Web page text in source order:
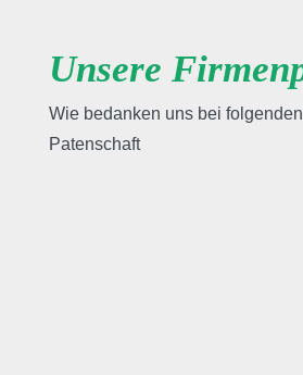
Unsere
Wie bedanken uns bei
Patenschaft